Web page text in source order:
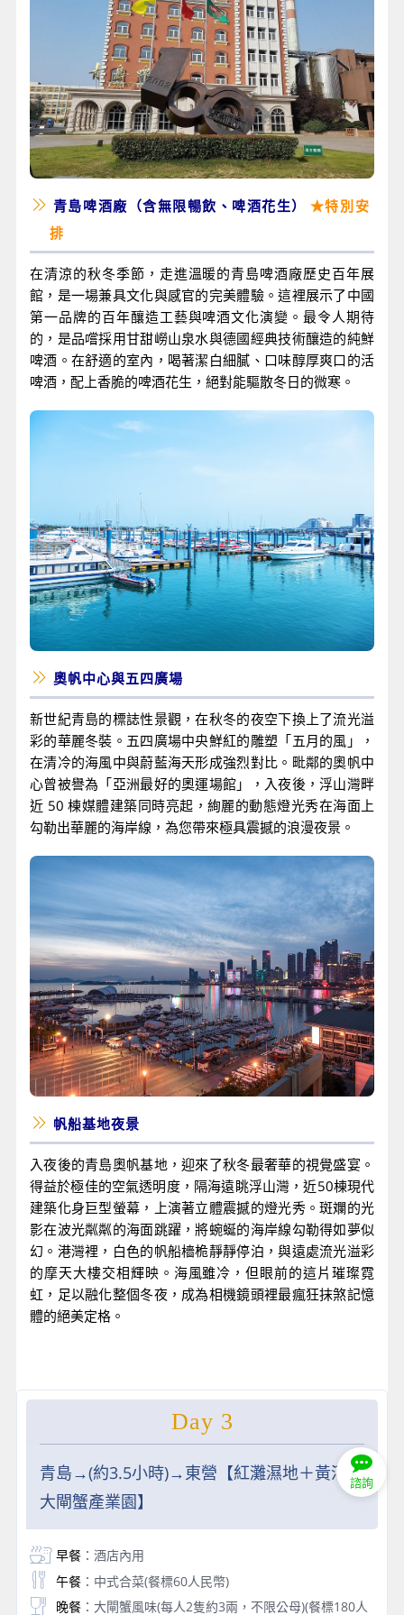
青島啤酒廠（含無限暢飲、啤酒花生）
★特別安
排
在清涼的秋冬季節，走進溫暖的青島啤酒廠歷史百年展
館，是一場兼具文化與感官的完美體驗。這裡展示了中國
第一品牌的百年釀造工藝與啤酒文化演變。最令人期待
的，是品嚐採用甘甜嶗山泉水與德國經典技術釀造的純鮮
啤酒。在舒適的室內，喝著潔白細膩、口味醇厚爽口的活
啤酒，配上香脆的啤酒花生，絕對能驅散冬日的微寒。
奧帆中心與五四廣場
新世紀青島的標誌性景觀，在秋冬的夜空下換上了流光溢
彩的華麗冬裝。五四廣場中央鮮紅的雕塑「五月的風」，
在清冷的海風中與蔚藍海天形成強烈對比。毗鄰的奧帆中
心曾被譽為「亞洲最好的奧運場館」，入夜後，浮山灣畔
近 50 棟媒體建築同時亮起，絢麗的動態燈光秀在海面上
勾勒出華麗的海岸線，為您帶來極具震撼的浪漫夜景。
帆船基地夜景
入夜後的青島奧帆基地，迎來了秋冬最奢華的視覺盛宴。
得益於極佳的空氣透明度，隔海遠眺浮山灣，近50棟現代
建築化身巨型螢幕，上演著立體震撼的燈光秀。斑斕的光
影在波光粼粼的海面跳躍，將蜿蜒的海岸線勾勒得如夢似
幻。港灣裡，白色的帆船檣桅靜靜停泊，與遠處流光溢彩
的摩天大樓交相輝映。海風雖冷，但眼前的這片璀璨霓
虹，足以融化整個冬夜，成為相機鏡頭裡最瘋狂抹煞記憶
體的絕美定格。
Day 3
青島→(約3.5小時)→東營【紅灘濕地＋黃河口
大閘蟹產業園】
早餐：酒店內用
午餐：中式合菜(餐標60人民幣)
晚餐：大閘蟹風味(每人2隻約3兩，不限公母)(餐標180人
諮詢